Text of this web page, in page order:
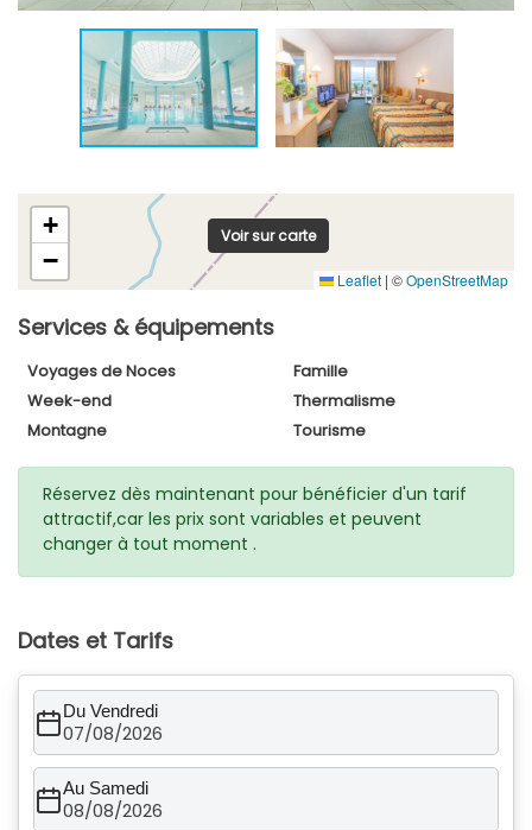
+
−
Leaflet | ©OpenStreetMap
Voir sur carte
Services & équipements
Voyages de Noces
Famille
Week-end
Thermalisme
Montagne
Tourisme
Réservez dès maintenant pour bénéficier d'un tarif
attractif,car les prix sont variables et peuvent
changer à tout moment .
Dates et Tarifs
Du Vendredi
07/08/2026
Au Samedi
08/08/2026